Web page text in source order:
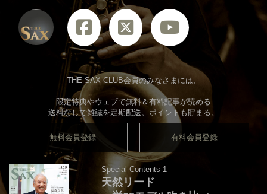
THE SAX CLUB会員のみなさまには、
限定特典やウェブで無料＆有料記事が読める
送料なしで雑誌を定期配送。ポイントも貯まる。
無料会員登録 有料会員登録
Special Contents-1
天然リード